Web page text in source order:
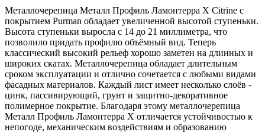
Металлочерепица Металл Профиль Ламонтерра X Citrine с
покрытием Purman обладает увеличенной высотой ступеньки.
Высота ступеньки выросла с 14 до 21 миллиметра, что
позволило придать профилю объёмный вид. Теперь
классический высокий рельеф хорошо заметен на длинных и
широких скатах. Металлочерепица обладает длительным
сроком эксплуатации и отлично сочетается с любыми видами
фасадных материалов. Каждый лист имеет несколько слоёв -
цинк, пассивирующий, грунт и защитно-декоративное
полимерное покрытие. Благодаря этому металлочерепица
Металл Профиль Ламонтерра Х отличается устойчивостью к
непогоде, механическим воздействиям и образованию